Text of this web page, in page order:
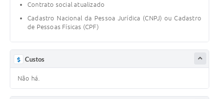
Contrato social atualizado
Cadastro Nacional da Pessoa Jurídica (CNPJ) ou Cadastro
de Pessoas Físicas (CPF)
Custos
Não há.